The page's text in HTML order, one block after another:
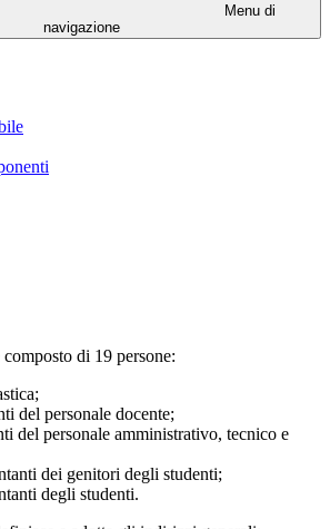
Menu di
navigazione
di 19 persone:
del personale docente;
del personale amministrativo, tecnico e
dei genitori degli studenti;
degli studenti.